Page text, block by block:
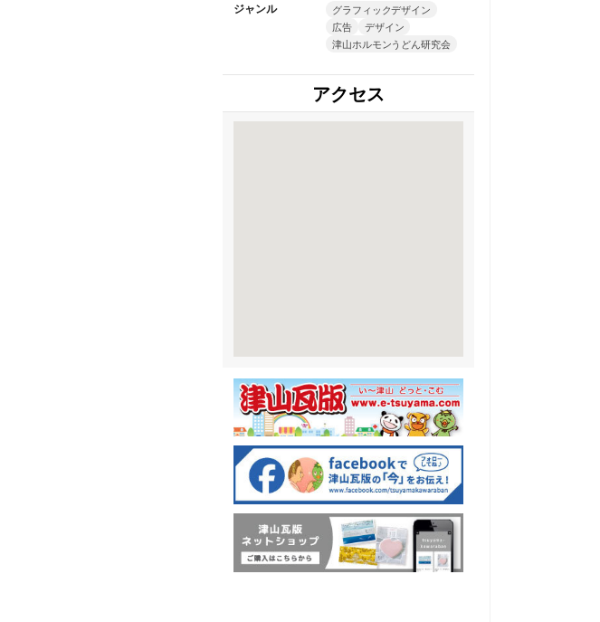
ジャンル
グラフィックデザイン
広告
デザイン
津山ホルモンうどん研究会
アクセス